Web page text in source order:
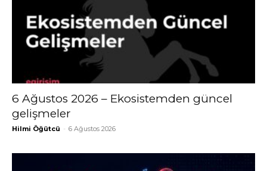
6 Ağustos 2026 – Ekosistemden güncel
gelişmeler
Hilmi Öğütcü - 6 Ağustos 2026